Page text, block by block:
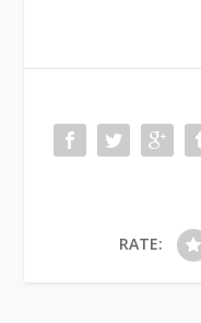
RATE: